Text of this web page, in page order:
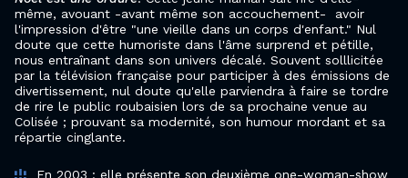
même, avouant -avant même son accouchement- avoir
l'impression d'être "une vieille dans un corps d'enfant." Nul
doute que cette humoriste dans l'âme surprend et pétille,
nous entraînant dans son univers décalé. Souvent solllicitée
par la télévision française pour participer à des émissions de
divertissement, nul doute qu'elle parviendra à faire se tordre
de rire le public roubaisien lors de sa prochaine venue au
Colisée ; prouvant sa modernité, son humour mordant et sa
répartie cinglante.
En 2003 : elle présente son deuxième one-woman-show